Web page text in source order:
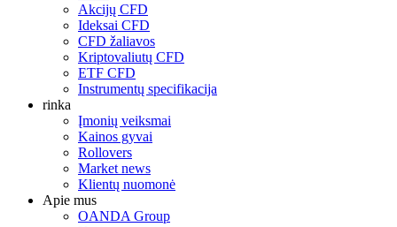
Akcijų CFD
Ideksai CFD
CFD žaliavos
Kriptovaliutų CFD
ETF CFD
Instrumentų specifikacija
rinka
Įmonių veiksmai
Kainos gyvai
Rollovers
Market news
Klientų nuomonė
Apie mus
OANDA Group